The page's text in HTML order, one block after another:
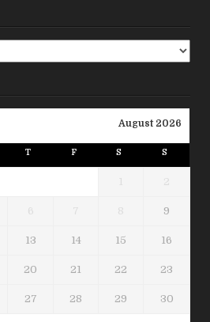
August 2026
T F S S
1 2
6 7 8 9
13 14 15 16
20 21 22 23
27 28 29 30